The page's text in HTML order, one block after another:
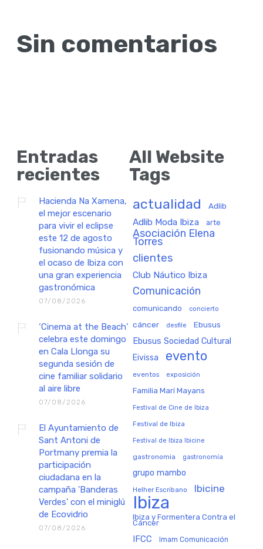
Sin comentarios
Entradas
recientes
Hacienda Na Xamena,
el mejor escenario
para vivir el eclipse
este 12 de agosto
fusionando música y
el ocaso de Ibiza con
una gran experiencia
gastronómica
07/08/2026
‘Cinema at the Beach’
celebra este domingo
en Cala Llonga su
segunda sesión de
cine familiar solidario
al aire libre
07/08/2026
El Ayuntamiento de
Sant Antoni de
Portmany premia la
participación
ciudadana en la
campaña 'Banderas
Verdes' con el miniglú
de Ecovidrio
07/08/2026
All Website
Tags
actualidad Adlib
Adlib Moda Ibiza arte
Asociación Elena
Torres
clientes
Club Náutico Ibiza
Comunicación
comunicando concierto
cáncer desfile Ebusus
Ebusus Sociedad Cultural
Eivissa evento
eventos exposición
Familia Marí Mayans
Festival de Cine de Ibiza
Festival de Ibiza
Festival de Ibiza Ibicine
gastronomia gastronomía
grupo mambo
Helher Escribano Ibicine
Ibiza
Ibiza y Formentera Contra el
Cáncer
IFCC Imam Comunicación